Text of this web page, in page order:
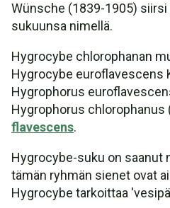
Wünsche (1839-1905)
sukuunsa nimellä.
Hygrocybe chlorophanan
Hygrocybe euroflavescens
Hygrophorus
Hygrophorus chlorophanus
flavescens.
Hygrocybe-suku on saanut
tämän ryhmän sienet ovat
Hygrocybe tarkoittaa